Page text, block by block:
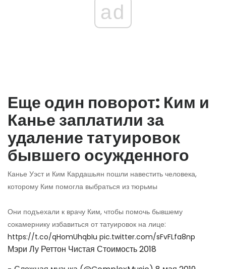
ad
Еще один поворот: Ким и
Канье заплатили за
удаление татуировок
бывшего осужденного
Канье Уэст и Ким Кардашьян пошли навестить человека,
которому Ким помогла выбраться из тюрьмы
Они подъехали к врачу Ким, чтобы помочь бывшему
сокамернику избавиться от татуировок на лице:
https://t.co/qHomUhqbIu pic.twitter.com/sFvFLfa8np
Мэри Лу Реттон Чистая Стоимость 2018